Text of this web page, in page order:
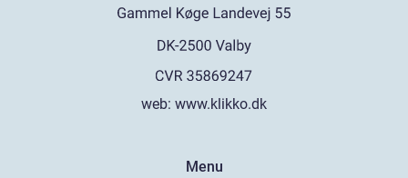
web: www.klikko.dk
Menu